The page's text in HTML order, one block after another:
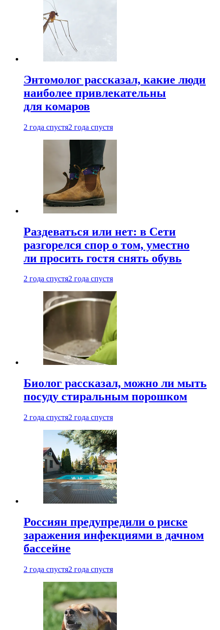
Энтомолог рассказал, какие люди
наиболее привлекательны
для комаров
2 года спустя2 года спустя
Раздеваться или нет: в Сети
разгорелся спор о том, уместно
ли просить гостя снять обувь
2 года спустя2 года спустя
Биолог рассказал, можно ли мыть
посуду стиральным порошком
2 года спустя2 года спустя
Россиян предупредили о риске
заражения инфекциями в дачном
бассейне
2 года спустя2 года спустя